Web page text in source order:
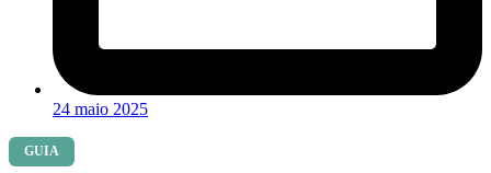
24 maio 2025
GUIA